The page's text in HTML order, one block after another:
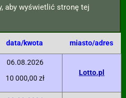
aby wyświetlić stronę tej
data/kwota miasto/adres
06.08.2026
10 000,00 zł
Lotto.pl